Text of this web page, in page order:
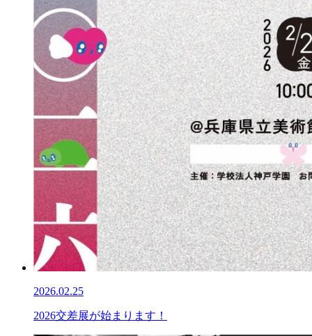
2026.02.25
2026交差展が始まります！